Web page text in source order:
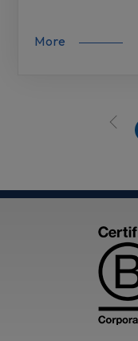
More